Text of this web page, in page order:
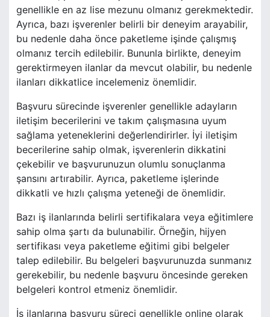
genellikle en az lise mezunu olmanız gerekmektedir.
Ayrıca, bazı işverenler belirli bir deneyim arayabilir,
bu nedenle daha önce paketleme işinde çalışmış
olmanız tercih edilebilir. Bununla birlikte, deneyim
gerektirmeyen ilanlar da mevcut olabilir, bu nedenle
ilanları dikkatlice incelemeniz önemlidir.
Başvuru sürecinde işverenler genellikle adayların
iletişim becerilerini ve takım çalışmasına uyum
sağlama yeteneklerini değerlendirirler. İyi iletişim
becerilerine sahip olmak, işverenlerin dikkatini
çekebilir ve başvurunuzun olumlu sonuçlanma
şansını artırabilir. Ayrıca, paketleme işlerinde
dikkatli ve hızlı çalışma yeteneği de önemlidir.
Bazı iş ilanlarında belirli sertifikalara veya eğitimlere
sahip olma şartı da bulunabilir. Örneğin, hijyen
sertifikası veya paketleme eğitimi gibi belgeler
talep edilebilir. Bu belgeleri başvurunuzda sunmanız
gerekebilir, bu nedenle başvuru öncesinde gereken
belgeleri kontrol etmeniz önemlidir.
İş ilanlarına başvuru süreci genellikle online olarak